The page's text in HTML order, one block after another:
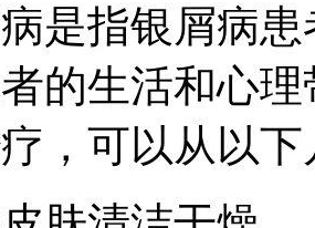
是指银屑病
的生活和心
，可以从以